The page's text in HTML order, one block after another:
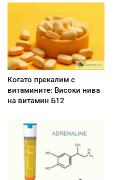
Когато прекалим с
витамините: Високи нива
на витамин Б12